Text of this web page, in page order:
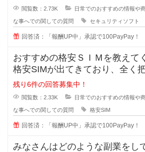
閲覧数：2.73K 日常でのおすすめの情報や
な事へでの関しての質問 セキュリティソフト
回答済：「報酬UP中」承認で100PayPay！
おすすめの格安ＳＩＭを教えて
格安SIMが出てきており、全く
てきました。なので、皆さんが実
残り6件の回答募集中！
閲覧数：2.33K 日常でのおすすめの情報や
な事へでの関しての質問 格安SIM
回答済：「報酬UP中」承認で100PayPay！
みなさんはどのような副業をし